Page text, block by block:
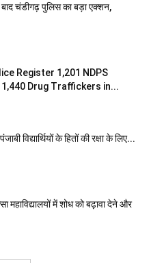
बाद चंडीगढ़ पुलिस का बड़ा एक्शन,
Register 1,201 NDPS
Drug Traffickers in...
विद्यार्थियों के हितों की रक्षा के लिए...
महाविद्यालयों में शोध को बढ़ावा देने और